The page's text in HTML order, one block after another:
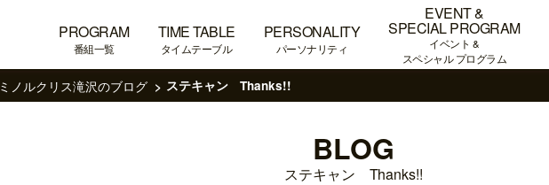
PROGRAM
番組一覧
TIME TABLE
タイムテーブル
PERSONALITY
パーソナリティ
EVENT &
SPECIAL PROGRAM
イベント &
スペシャル プログラム
ミノルクリス滝沢のブログ ステキャン Thanks!!
BLOG
ステキャン Thanks!!